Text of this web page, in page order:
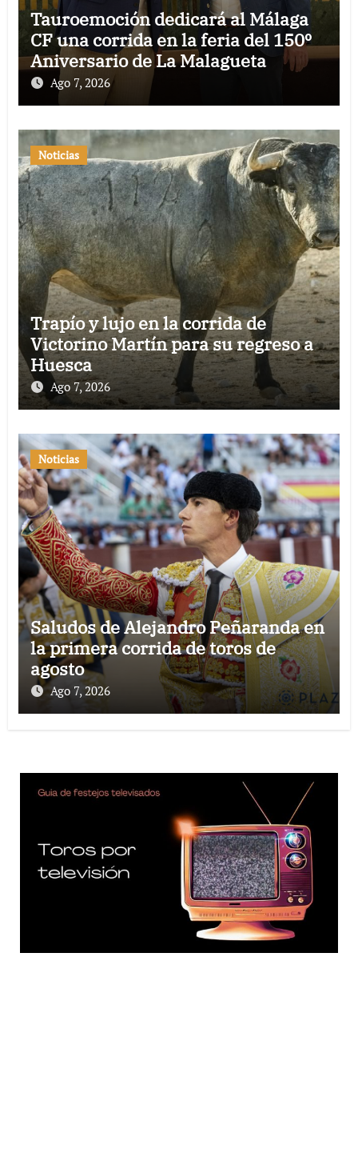
Tauroemoción dedicará al Málaga
CF una corrida en la feria del 150º
Aniversario de La Malagueta
Ago 7, 2026
Noticias
Trapío y lujo en la corrida de
Victorino Martín para su regreso a
Huesca
Ago 7, 2026
Noticias
Saludos de Alejandro Peñaranda en
la primera corrida de toros de
agosto
Ago 7, 2026